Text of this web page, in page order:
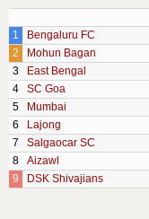
1
Bengaluru FC
2
Mohun Bagan
3
East Bengal
4
SC Goa
5
Mumbai
6
Lajong
7
Salgaocar SC
8
Aizawl
9
DSK Shivajians